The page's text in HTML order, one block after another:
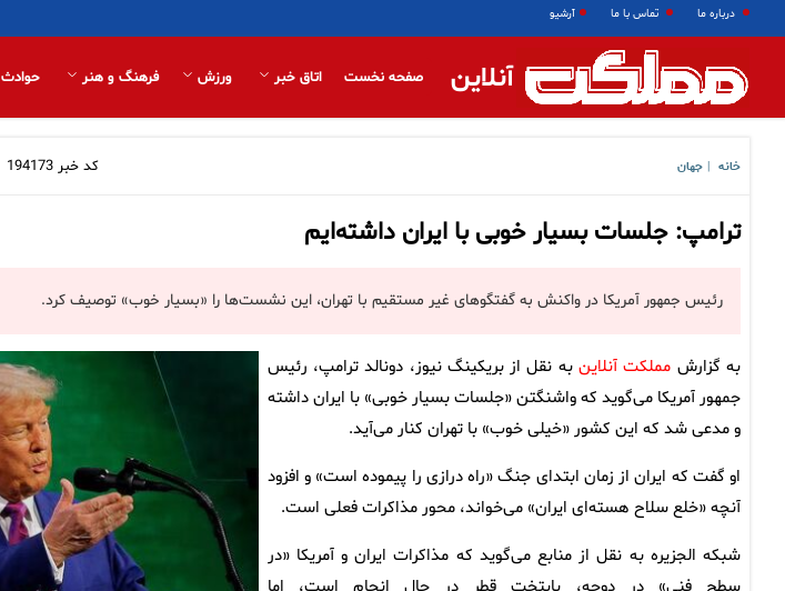
درباره ما تماس با ما آرشیو
آنلاین صفحه نخست اتاق خبر ورزش فرهنگ و هنر حوادث
خانه جهان کد خبر 194173
ترامپ: جلسات بسیار خوبی با ایران داشته‌ایم
رئیس جمهور آمریکا در واکنش به گفتگوهای غیر مستقیم با تهران، این نشست‌ها را «بسیار خوب» توصیف کرد.
به گزارش مملکت آنلاینبه نقل از بریکینگ نیوز، دونالد ترامپ، رئیس
جمهور آمریکا می‌گوید که واشنگتن «جلسات بسیار خوبی» با ایران داشته
و مدعی شد که این کشور «خیلی خوب» با تهران کنار می‌آید.
او گفت که ایران از زمان ابتدای جنگ «راه درازی را پیموده است» و افزود
آنچه «خلع سلاح هسته‌ای ایران» می‌خواند، محور مذاکرات فعلی است.
شبکه الجزیره به نقل از منابع می‌گوید که مذاکرات ایران و آمریکا «در